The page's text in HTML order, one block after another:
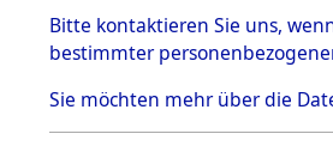
5.3.1 Alliierte
Erhebungen
zu
Todesmärsch
en
5.3.2
Bitte kontaktieren Sie uns,
bestimmter
Sie möchten mehr über die